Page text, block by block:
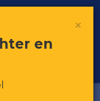
Toggle
×
en